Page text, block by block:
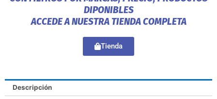
DIPONIBLES
ACCEDE A NUESTRA TIENDA COMPLETA
Tienda
Descripción